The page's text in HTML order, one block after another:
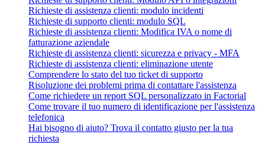
Richieste di assistenza clienti: modulo incidenti
Richieste di supporto clienti: modulo SQL
Richieste di assistenza clienti: Modifica IVA o nome di
fatturazione aziendale
Richieste di assistenza clienti: sicurezza e privacy - MFA
Richieste di assistenza clienti: eliminazione utente
Comprendere lo stato del tuo ticket di supporto
Risoluzione dei problemi prima di contattare l'assistenza
Come richiedere un report SQL personalizzato in Factorial
Come trovare il tuo numero di identificazione per l'assistenza
telefonica
Hai bisogno di aiuto? Trova il contatto giusto per la tua
richiesta